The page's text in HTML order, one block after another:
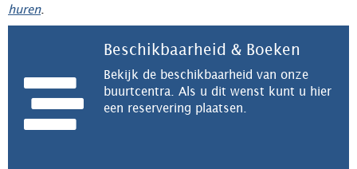
huren.
Beschikbaarheid & Boeken
Bekijk de beschikbaarheid van onze
buurtcentra. Als u dit wenst kunt u hier
een reservering plaatsen.